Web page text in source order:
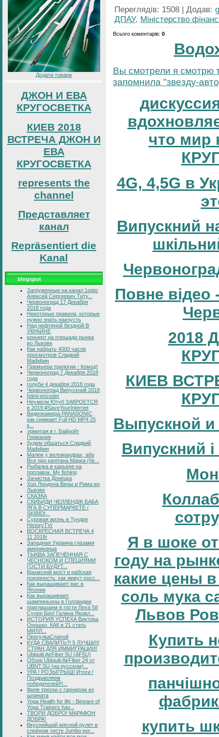
Додати товари
ДЖОН И ЕВА
КРУГОСВЕТКА
КИЕВ 2018
ВСТРЕЧА ДЖОН И
ЕВА
КРУГОСВЕТКА
represents the
channel
Представляет
канал
Repräsentiert die
Kanal
blogspot
Загруженные на канал 1opto
Алексей Сергеевич Титу...
Червоноград 17 Декабря
2018 года
Некоторые правила, которые
нужно знать наизусть
Над нефтяной бездной В
УКРАИНЕ
концерт на площади рынка
во Львове
Как набрать 4000 часов
просмотров Сладкий
Маффин
Премьера трилогии - Комод!
Червоноград 7 Декабря 2018
года
голуби 4 декабря 2018 года
Червоноград Випускний 2018
hdmi-encoder
Неужели Ютуб ЗАКРОЕТСЯ
в 2019 #SaveYourInternet
Видеокамера PANASONIC
как снимает Full HD MP4 25
к...
эрмитаж в г. Байройт
Германия
будем общаться Сладкий
Маффин
Малюк у веломандрах, або
Все про капітана Марка (№...
Рыбалка в карьере на
поплавок. My fishing
Зачистка Донецка
Хор Лондона Вены и Рима во
Львове
СКАЗКА
СКИБИДИ ЧЕЛЛЕНДЖ БАБА
ЯГА В СУПЕРМАРКЕТЕ /
SKIBIDI...
Суровая жизнь в Тундре
HistoryTVr
ВОСКРЕСНАЯ ВСТРЕЧА 4
11 2018г
Западная Украина глазами
американца
ТЫКВА ЗАПЕЧЁННАЯ С
ЧЕСНОКОМ И СПЕЦИЯМИ
ГОСТИ БУДУТ...
Крымский мост и рабская
покорность: как живут росс...
Как выращивают рис в
Японии
Как выращивают
шампиньоны в Голландии
приглашаем в гости Леха 58
Супер Бро! Галина Яковл...
ИСТОРИЯ УСПЕХА Виктора
Оношко. КАК в 21 стать
МИЛЛ...
ПрогулкаСпапой
КУДА СВАЛИТЬ?! 5 ЛУЧШИХ
СТРАН ДЛЯ ИММИГРАЦИИ!
Ubiquiti AirFiber 5U (AF5U)
Обзор Ubiquiti AirFiber 24 от
UBNT.SU (на русском)...
УРА ! РОЗЫГРЫШ! Итоги !
Поздравляем
победителей!!!...
Филе трески с гарниром из
шпината
Yoga Health for life - Beware of
Yoga Trainers hav...
ТВОРИ ДОБРО! МАРАФОН
ДОБРА!
Вкуснейший мясной рулет в
слоёном тесте Jumbo por...
Переглядів: 1508 | Додав:
ДПАУ, Міністерство
Всього коментарів: 0
Вы смотрели я смотрю
запомнила "звезду-
что мир
4G, 4,5G в
Випускний
Повне відео
2018
КИЕВ
Выпускной и
Випускний
Я в шоке
году на
какие цены
соль мука
Львов
Купить
купить